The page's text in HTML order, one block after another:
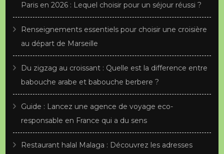
Paris en 2026 : Lequel choisir pour un séjour réussi ?
Renseignements essentiels pour choisir une croisière
au départ de Marseille
Du zigzag au croissant : Quelle est la difference entre
babouche arabe et babouche berbere ?
Guide : Lancez une agence de voyage eco-
responsable en France qui a du sens
Restaurant halal Malaga : Découvrez les adresses